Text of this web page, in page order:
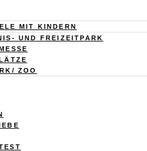
MIT KINDERN
UND FREIZEITPARK
ZOO